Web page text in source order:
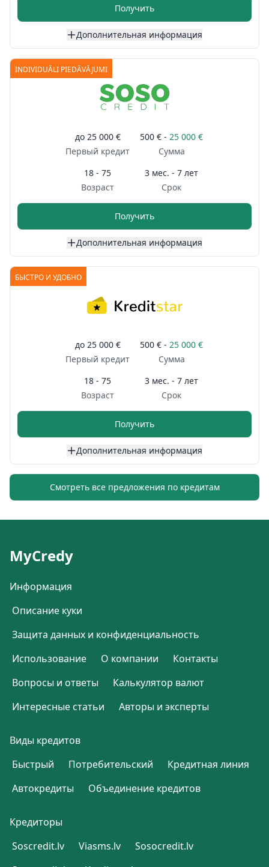
Получить
Дополнительная информация
INDIVIDUĀLI PIEDĀVĀJUMI
до 25 000 €
Первый кредит
500 € - 25 000 €
Сумма
18 - 75
Возраст
3 мес. - 7 лет
Срок
Получить
Дополнительная информация
БЫСТРО И УДОБНО
до 25 000 €
Первый кредит
500 € - 25 000 €
Сумма
18 - 75
Возраст
3 мес. - 7 лет
Срок
Получить
Дополнительная информация
Смотреть все предложения по кредитам
MyCredy
Информация
Описание куки
Защита данных и конфиденциальность
Использование
О компании
Контакты
Вопросы и ответы
Калькулятор валют
Интересные статьи
Авторы и эксперты
Виды кредитов
Быстрый
Потребительский
Кредитная линия
Автокредиты
Объединение кредитов
Кредиторы
Soscredit.lv
Viasms.lv
Sosocredit.lv